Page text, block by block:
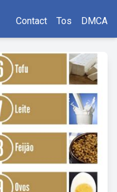
Contact Tos DMCA